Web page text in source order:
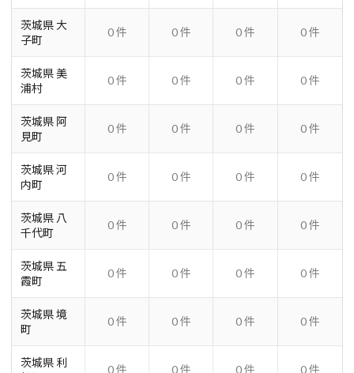
茨城県 大
子町
0 件 0 件 0 件 0 件
茨城県 美
浦村
0 件 0 件 0 件 0 件
茨城県 阿
見町
0 件 0 件 0 件 0 件
茨城県 河
内町
0 件 0 件 0 件 0 件
茨城県 八
千代町
0 件 0 件 0 件 0 件
茨城県 五
霞町
0 件 0 件 0 件 0 件
茨城県 境
町
0 件 0 件 0 件 0 件
茨城県 利
0 件 0 件 0 件 0 件